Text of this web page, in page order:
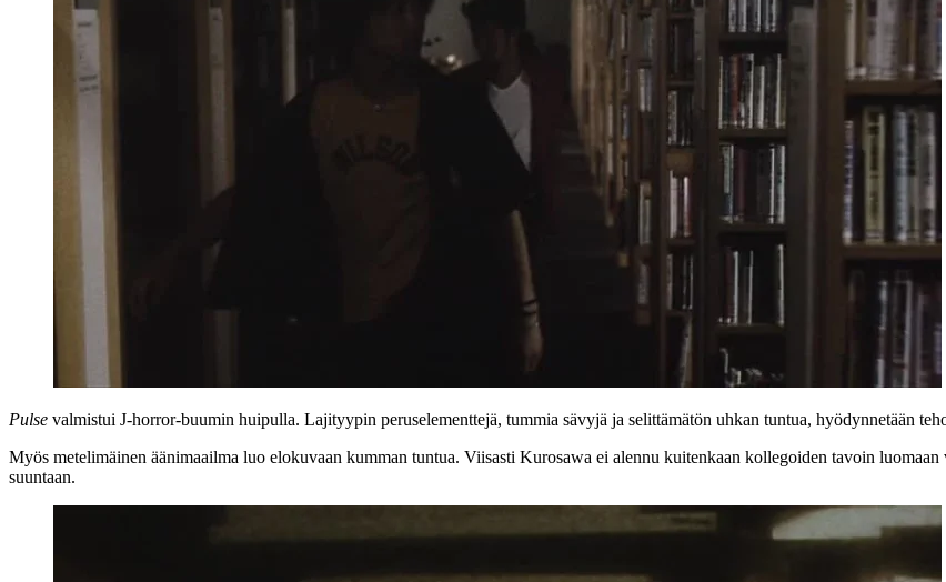
Pulse valmistui J‑horror-buumin huipulla. Lajityypin peruselementtejä, tummia sävyjä ja selittämätön uhkan tuntua, hyödynnetään
Myös metelimäinen äänimaailma luo elokuvaan kumman tuntua. Viisasti Kurosawa ei alennu kuitenkaan kollegoiden tavoin
suuntaan.